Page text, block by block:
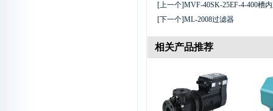
[上一个]MVF-40SK-25EF-4-400槽
[下一个]ML-2008过滤器
相关产品推荐